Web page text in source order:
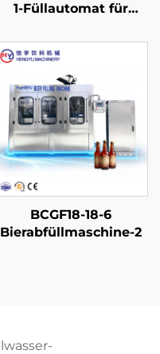
1-Füllautomat für
BCGF18-18-6
Bierabfüllmaschine-2